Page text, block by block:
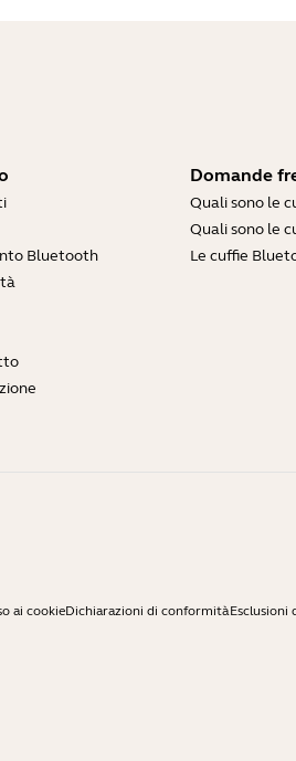
Bluetooth
Domande
Quali sono le
Quali sono le
Le cuffie
ai cookieDichiarazioni di conformitàEsclusioni